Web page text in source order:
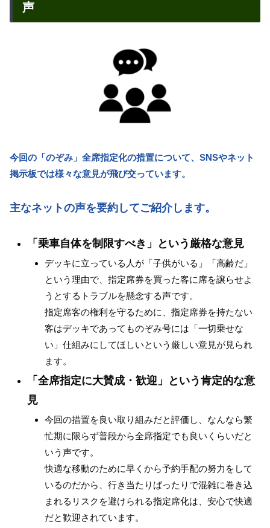
声
今回の「のぞみ」全席指定化の措置について、SNSやネット
掲示板では様々な意見が飛び交っています。
主なネットの声を要約してご紹介します。
「乗車自体を制限すべき」という厳格な意見
デッキに立っている人が「子供がいる」「高齢だ」
という理由で、指定席券を買った客に席を譲らせよ
うとするトラブルを懸念する声です。
指定席客の権利を守るために、指定席券を持たない
客はデッキであってものぞみ号には「一切乗せな
い」仕組みにしてほしいという厳しい意見が見られ
ます。
「全席指定に大賛成・歓迎」という肯定的な意
見
今回の措置を良い取り組みだと評価し、なんなら繁
忙期に限らず普段から全席指定でも良いくらいだと
いう声です。
快適な移動のために早くから予約手配の努力をして
いるのだから、行き当たりばったりで混雑に巻き込
まれるリスクを避けられる指定席化は、安心で快適
だと歓迎されています。